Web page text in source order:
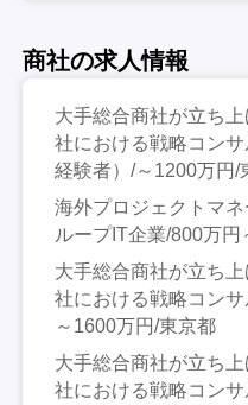
商社の求人情報
大手総合商社が立ち
社における戦略コン
経験者）/～1200万円/
海外プロジェクトマ
ループIT企業/800万
大手総合商社が立ち
社における戦略コン
～1600万円/東京都
大手総合商社が立ち
社における戦略コン